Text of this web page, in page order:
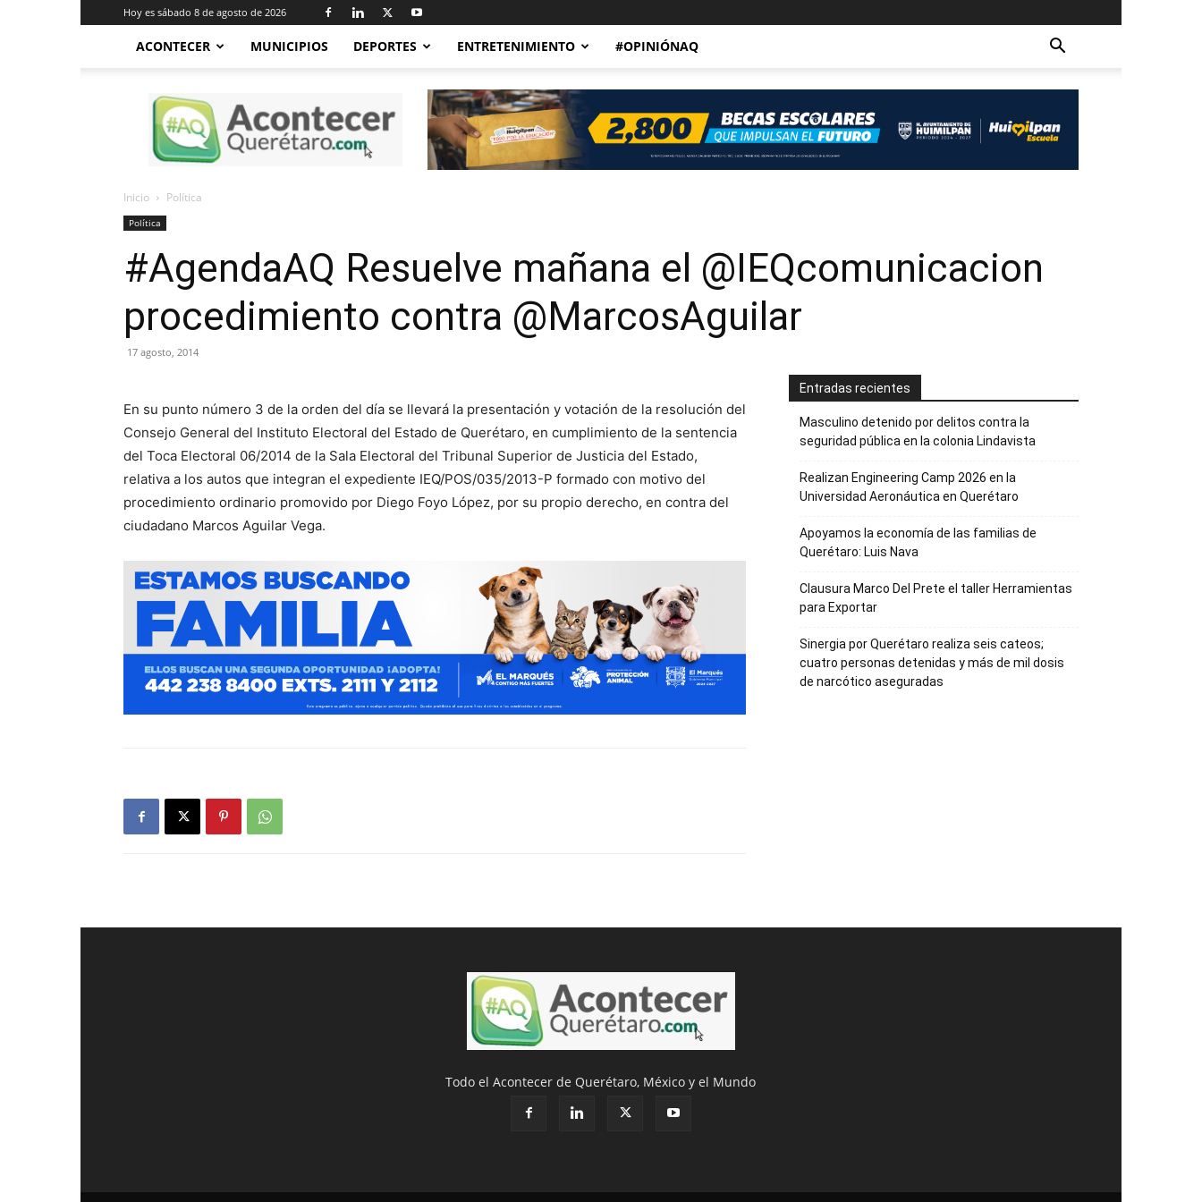
Hoy es sábado 8 de agosto de 2026
ACONTECER MUNICIPIOS DEPORTES ENTRETENIMIENTO #OPINIÓNAQ
Acontecer
Querétaro
Inicio Política
Política
#AgendaAQ Resuelve mañana el @IEQcomunicacion
procedimiento contra @MarcosAguilar
17 agosto, 2014
En su punto número 3 de la orden del día se llevará la presentación y votación de la resolución del
Consejo General del Instituto Electoral del Estado de Querétaro, en cumplimiento de la sentencia
del Toca Electoral 06/2014 de la Sala Electoral del Tribunal Superior de Justicia del Estado,
relativa a los autos que integran el expediente IEQ/POS/035/2013-P formado con motivo del
procedimiento ordinario promovido por Diego Foyo López, por su propio derecho, en contra del
ciudadano Marcos Aguilar Vega.
Entradas recientes
Masculino detenido por delitos contra la
seguridad pública en la colonia Lindavista
Realizan Engineering Camp 2026 en la
Universidad Aeronáutica en Querétaro
Apoyamos la economía de las familias de
Querétaro: Luis Nava
Clausura Marco Del Prete el taller Herramientas
para Exportar
Sinergia por Querétaro realiza seis cateos;
cuatro personas detenidas y más de mil dosis
de narcótico aseguradas
Todo el Acontecer de Querétaro, México y el Mundo